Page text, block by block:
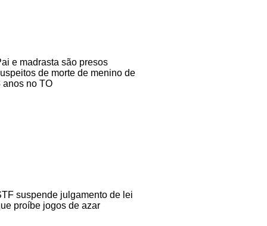
e madrasta são presos
de morte de menino de
anos no TO
suspende julgamento de lei
proíbe jogos de azar